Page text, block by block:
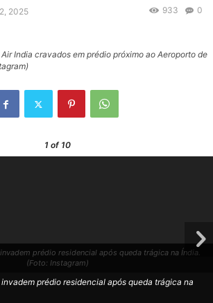
2025 0
933
India cravados em prédio próximo ao Aeroporto de
1 of 10
prédio residencial após queda trágica na Índia.
(Foto: Instagram)
prédio residencial após queda trágica na